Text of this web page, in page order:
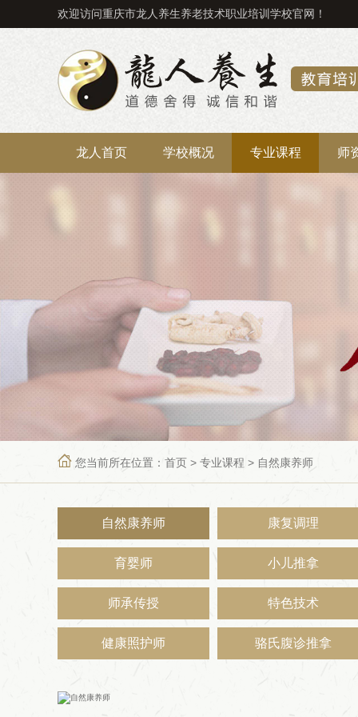
欢迎访问重庆市龙人养生养老技术职业培训学校官网！
龙人首页 学校概况 专业课程 师
 您当前所在位置： 首页 > 专业课程 > 自然康养师
自然康养师 康复调理
育婴师 小儿推拿
师承传授 特色技术
健康照护师 骆氏腹诊推拿